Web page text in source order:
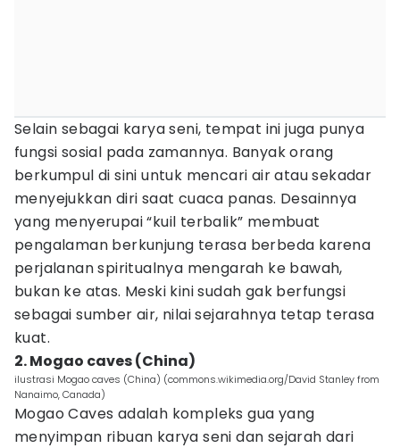
Selain sebagai karya seni, tempat ini juga punya
fungsi sosial pada zamannya. Banyak orang
berkumpul di sini untuk mencari air atau sekadar
menyejukkan diri saat cuaca panas. Desainnya
yang menyerupai “kuil terbalik” membuat
pengalaman berkunjung terasa berbeda karena
perjalanan spiritualnya mengarah ke bawah,
bukan ke atas. Meski kini sudah gak berfungsi
sebagai sumber air, nilai sejarahnya tetap terasa
kuat.
2. Mogao caves (China)
ilustrasi Mogao caves (China) (commons.wikimedia.org/David Stanley from
Nanaimo, Canada)
Mogao Caves adalah kompleks gua yang
menyimpan ribuan karya seni dan sejarah dari